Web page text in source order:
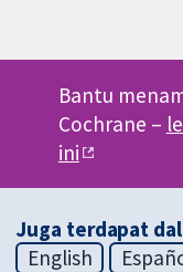
Bantu
Cochrane –
ini
Juga terdapat
English